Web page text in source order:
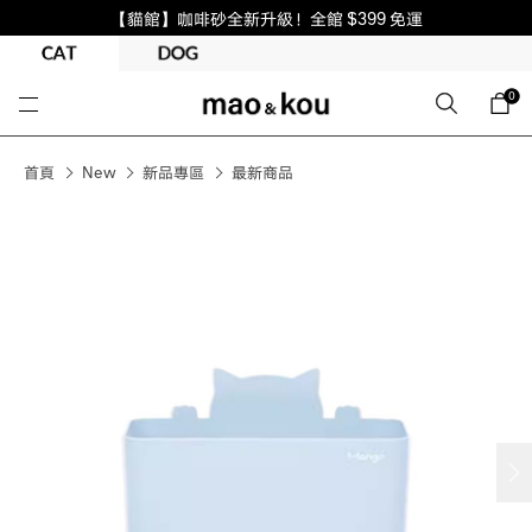
【貓館】咖啡砂全新升級！全館 $399 免運
0
首頁 New 新品專區 最新商品